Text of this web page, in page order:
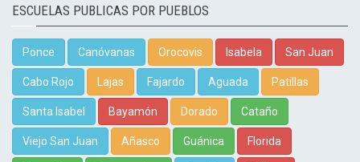
ESCUELAS PUBLICAS POR PUEBLOS
Ponce Canóvanas Orocovis Isabela San Juan
Cabo Rojo Lajas Fajardo Aguada Patillas
Santa Isabel Bayamón Dorado Cataño
Viejo San Juan Añasco Guánica Florida